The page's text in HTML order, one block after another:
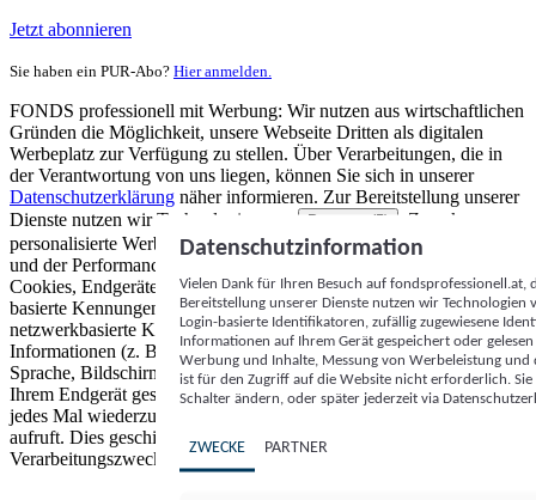
Jetzt abonnieren
Sie haben ein PUR-Abo? Hier anmelden.
FONDS professionell mit Werbung: Wir nutzen aus wirtschaftlichen
Gründen die Möglichkeit, unsere Webseite Dritten als digitalen
Werbeplatz zur Verfügung zu stellen. Über Verarbeitungen, die in
der Verantwortung von uns liegen, können Sie sich in unserer
Datenschutzerklärung näher informieren. Zur Bereitstellung unserer
Dienste nutzen wir Technologien von
Partnern (5)
. Zwecke:
personalisierte Werbung und Inhalte, Messung von Werbeleistung
und der Performance von Inhalten sowie Zielgruppenforschung.
Cookies, Endgeräte- oder ähnliche Online-Kennungen (z. B. login-
basierte Kennungen, zufällig generierte Kennungen,
netzwerkbasierte Kennungen) können zusammen mit anderen
Informationen (z. B. Browsertyp und Browserinformationen,
Sprache, Bildschirmgröße, unterstützte Technologien usw.) auf
Ihrem Endgerät gespeichert oder von dort ausgelesen werden, um es
jedes Mal wiederzuerkennen, wenn es eine App oder einer Webseite
aufruft. Dies geschieht für einen oder mehrere der hier aufgeführten
Verarbeitungszwecke.
Datenschutzinformation
Vielen Dank für Ihren Besuch auf
Bereitstellung unserer Dienste nutzen wir Technologien
Login-basierte Identifikatoren, zufällig zugewiesene
Informationen auf Ihrem Gerät gespeichert oder
Werbung und Inhalte, Messung von Werbeleistung
ist für den Zugriff auf die Website nicht erforderlich.
Schalter ändern, oder später jederzeit via
ZWECKE PARTNER